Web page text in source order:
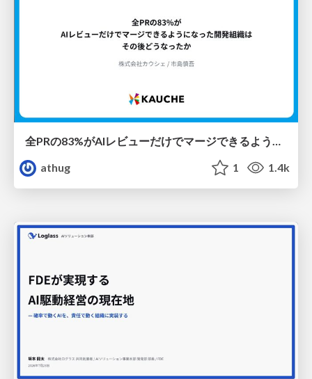
全PRの83%がAIレビューだけでマージできるようになった開発組織はその後どうなったか
athug
1 1.4k